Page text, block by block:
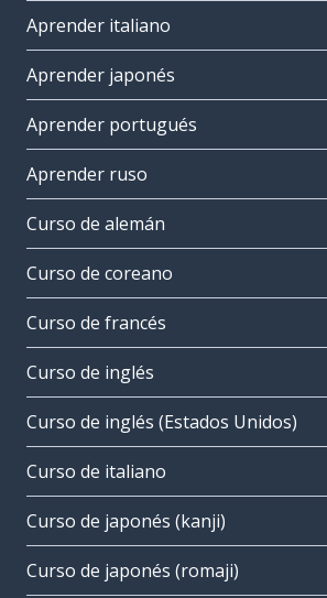
Aprender italiano
Aprender japonés
Aprender portugués
Aprender ruso
Curso de alemán
Curso de coreano
Curso de francés
Curso de inglés
Curso de inglés (Estados Unidos)
Curso de italiano
Curso de japonés (kanji)
Curso de japonés (romaji)